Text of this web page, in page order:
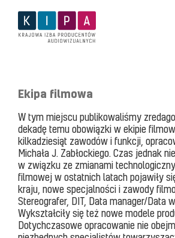
Ekipa filmowa
W tym miejscu publikowaliśmy
dekadę temu obowiązki w ekipie
kilkadziesiąt zawodów i funkcji,
Michała J. Zabłockiego. Czas jednak
w związku ze zmianami
filmowej w ostatnich latach pojawiły
kraju, nowe specjalności i zawody
Stereografer, DIT, Data manager/Data
Wykształciły się też nowe modele
Dotychczasowe opracowanie nie